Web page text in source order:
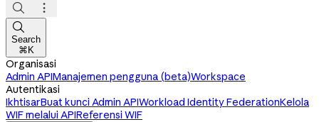



Search
⌘K
Organisasi
Admin APIManajemen pengguna (beta)Workspace
Autentikasi
IkhtisarBuat kunci Admin APIWorkload Identity FederationKelola
WIF melalui APIReferensi WIF